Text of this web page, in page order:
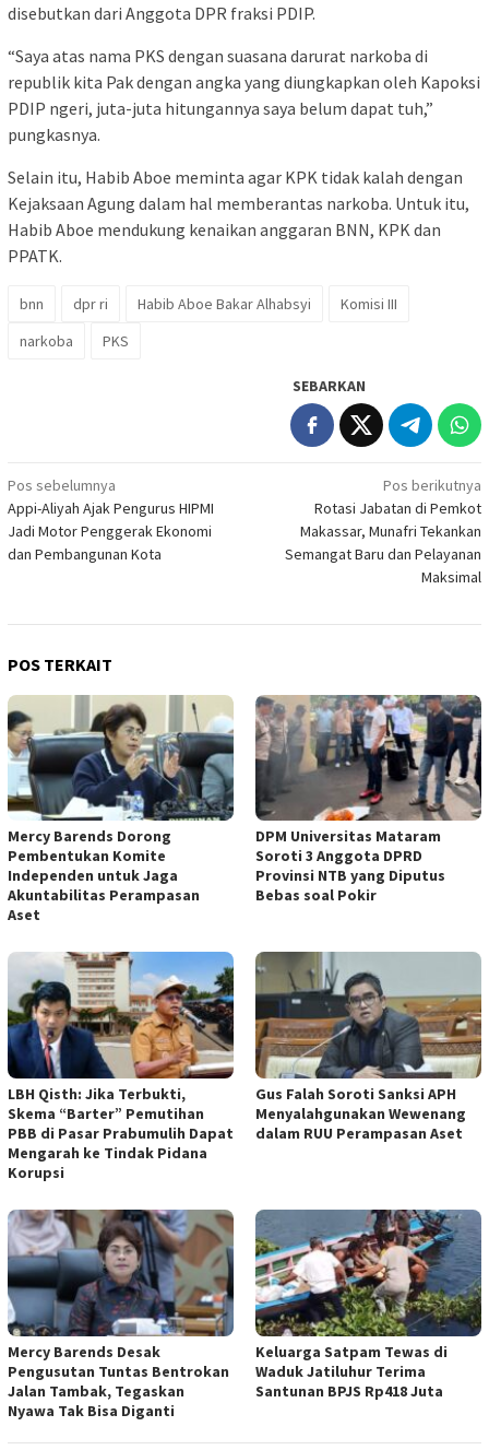
disebutkan dari Anggota DPR fraksi PDIP.
“Saya atas nama PKS dengan suasana darurat narkoba di
republik kita Pak dengan angka yang diungkapkan oleh Kapoksi
PDIP ngeri, juta-juta hitungannya saya belum dapat tuh,”
pungkasnya.
Selain itu, Habib Aboe meminta agar KPK tidak kalah dengan
Kejaksaan Agung dalam hal memberantas narkoba. Untuk itu,
Habib Aboe mendukung kenaikan anggaran BNN, KPK dan
PPATK.
bnn dpr ri Habib Aboe Bakar Alhabsyi
Komisi III
narkoba
PKS
SEBARKAN
Navigasi
pos
Pos sebelumnya
Appi-Aliyah Ajak Pengurus HIPMI
Jadi Motor Penggerak Ekonomi
dan Pembangunan Kota
Pos berikutnya
Rotasi Jabatan di Pemkot
Makassar, Munafri Tekankan
Semangat Baru dan Pelayanan
Maksimal
POS TERKAIT
Mercy Barends Dorong
Pembentukan Komite
Independen untuk Jaga
Akuntabilitas Perampasan
Aset
DPM Universitas Mataram
Soroti 3 Anggota DPRD
Provinsi NTB yang Diputus
Bebas soal Pokir
LBH Qisth: Jika Terbukti,
Skema “Barter” Pemutihan
PBB di Pasar Prabumulih Dapat
Mengarah ke Tindak Pidana
Korupsi
Gus Falah Soroti Sanksi APH
Menyalahgunakan Wewenang
dalam RUU Perampasan Aset
Mercy Barends Desak
Pengusutan Tuntas Bentrokan
Jalan Tambak, Tegaskan
Nyawa Tak Bisa Diganti
Keluarga Satpam Tewas di
Waduk Jatiluhur Terima
Santunan BPJS Rp418 Juta